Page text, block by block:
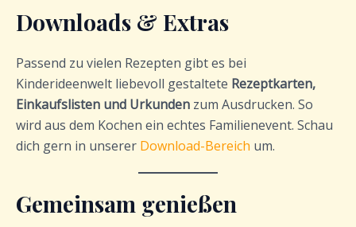
Downloads & Extras
Passend zu vielen Rezepten gibt es bei
Kinderideenwelt liebevoll gestaltete Rezeptkarten,
Einkaufslisten und Urkunden zum Ausdrucken. So
wird aus dem Kochen ein echtes Familienevent. Schau
dich gern in unserer Download-Bereich um.
Gemeinsam genießen